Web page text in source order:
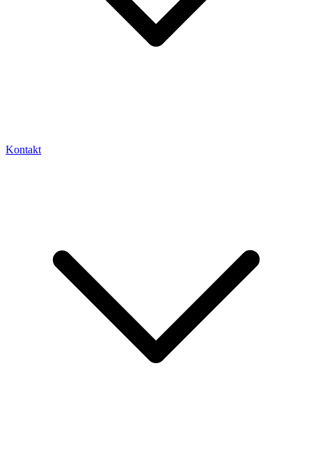
Kontakt